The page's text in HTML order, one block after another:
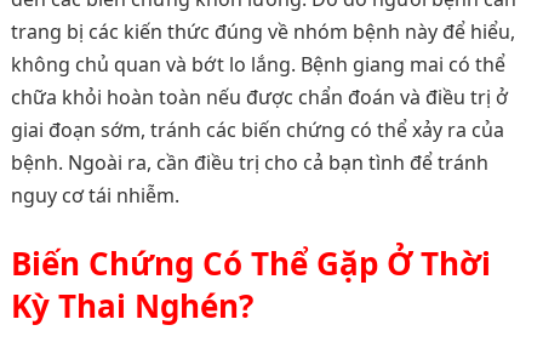
trang bị các kiến thức đúng về nhóm bệnh này để hiểu,
không chủ quan và bớt lo lắng. Bệnh giang mai có thể
chữa khỏi hoàn toàn nếu được chẩn đoán và điều trị ở
giai đoạn sớm, tránh các biến chứng có thể xảy ra của
bệnh. Ngoài ra, cần điều trị cho cả bạn tình để tránh
nguy cơ tái nhiễm.
Biến Chứng Có Thể Gặp Ở Thời
Kỳ Thai Nghén?